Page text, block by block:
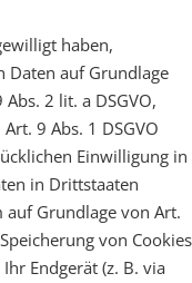
haben,
Daten auf Grundlage
2 lit. a DSGVO,
9 Abs. 1 DSGVO
Einwilligung in
in Drittstaaten
Grundlage von Art.
von Cookies
Endgerät (z. B. via